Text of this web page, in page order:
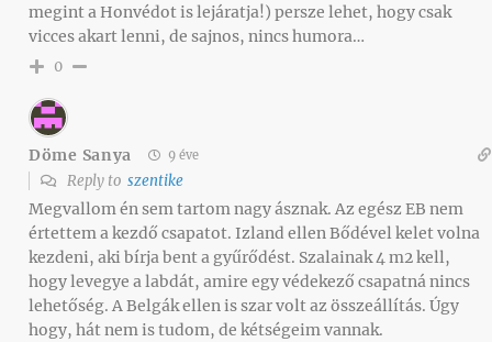
megint a Honvédot is lejáratja!) persze lehet, hogy csak
vicces akart lenni, de sajnos, nincs humora…
0
Döme Sanya 9 éve
Reply to szentike
Megvallom én sem tartom nagy ásznak. Az egész EB nem
értettem a kezdő csapatot. Izland ellen Bődével kelet volna
kezdeni, aki bírja bent a gyűrődést. Szalainak 4 m2 kell,
hogy levegye a labdát, amire egy védekező csapatná nincs
lehetőség. A Belgák ellen is szar volt az összeállítás. Úgy
hogy, hát nem is tudom, de kétségeim vannak.